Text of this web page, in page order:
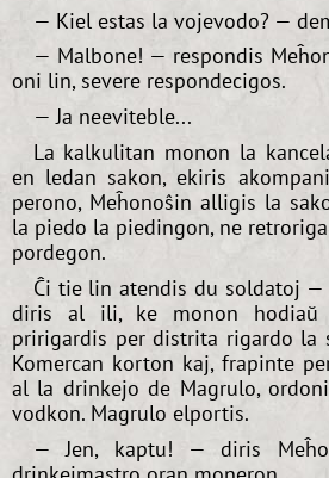
— Kiel estas la vojevodo? —
— Malbone! — respondis
oni lin, severe respondecigos.
— Ja neeviteble...
La kalkulitan monon la
en ledan sakon, ekiris
perono, Meĥonoŝin alligis la
la piedo la piedingon, ne
pordegon.
Ĉi tie lin atendis du soldatoj
diris al ili, ke monon hodiaŭ
pririgardis per distrita rigardo la
Komercan korton kaj, frapinte
al la drinkejo de Magrulo,
vodkon. Magrulo elportis.
— Jen, kaptu! — diris